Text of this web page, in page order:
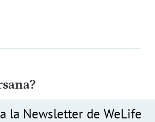
la Newsletter de WeLife